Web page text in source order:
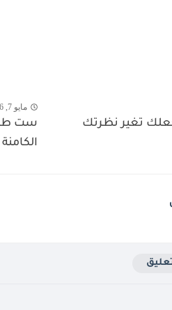
تغير نظرتك
مايو 7, 2026
ست